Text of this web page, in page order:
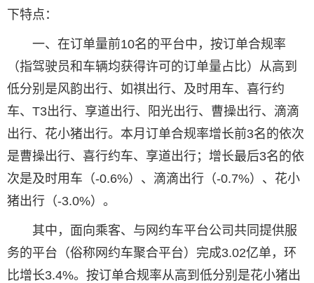
下特点：
一、在订单量前10名的平台中，按订单合规率
（指驾驶员和车辆均获得许可的订单量占比）从高到
低分别是风韵出行、如祺出行、及时用车、喜行约
车、T3出行、享道出行、阳光出行、曹操出行、滴滴
出行、花小猪出行。本月订单合规率增长前3名的依次
是曹操出行、喜行约车、享道出行；增长最后3名的依
次是及时用车（-0.6%）、滴滴出行（-0.7%）、花小
猪出行（-3.0%）。
其中，面向乘客、与网约车平台公司共同提供服
务的平台（俗称网约车聚合平台）完成3.02亿单，环
比增长3.4%。按订单合规率从高到低分别是花小猪出